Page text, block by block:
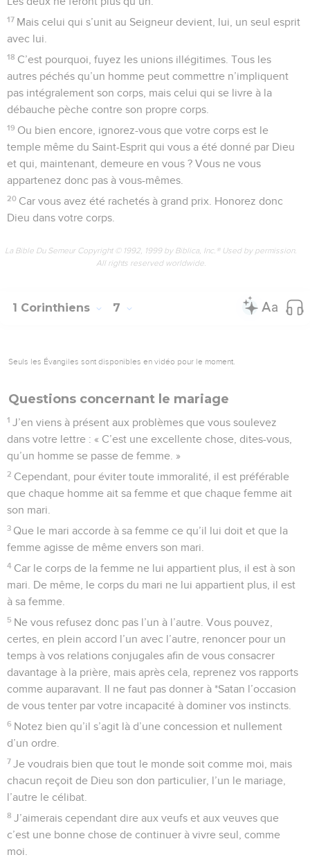
17 Mais celui qui s’unit au Seigneur devient, lui, un seul esprit
avec lui.
18 C’est pourquoi, fuyez les unions illégitimes. Tous les
autres péchés qu’un homme peut commettre n’impliquent
pas intégralement son corps, mais celui qui se livre à la
débauche pèche contre son propre corps.
19 Ou bien encore, ignorez-vous que votre corps est le
temple même du Saint-Esprit qui vous a été donné par Dieu
et qui, maintenant, demeure en vous ? Vous ne vous
appartenez donc pas à vous-mêmes.
20 Car vous avez été rachetés à grand prix. Honorez donc
Dieu dans votre corps.
La Bible Du Semeur Copyright © 1992, 1999 by Biblica, Inc.® Used by permission.
All rights reserved worldwide.
1 Corinthiens 7
Seuls les Évangiles sont disponibles en vidéo pour le moment.
Questions concernant le mariage
1 J’en viens à présent aux problèmes que vous soulevez
dans votre lettre : « C’est une excellente chose, dites-vous,
qu’un homme se passe de femme. »
2 Cependant, pour éviter toute immoralité, il est préférable
que chaque homme ait sa femme et que chaque femme ait
son mari.
3 Que le mari accorde à sa femme ce qu’il lui doit et que la
femme agisse de même envers son mari.
4 Car le corps de la femme ne lui appartient plus, il est à son
mari. De même, le corps du mari ne lui appartient plus, il est
à sa femme.
5 Ne vous refusez donc pas l’un à l’autre. Vous pouvez,
certes, en plein accord l’un avec l’autre, renoncer pour un
temps à vos relations conjugales afin de vous consacrer
davantage à la prière, mais après cela, reprenez vos rapports
comme auparavant. Il ne faut pas donner à *Satan l’occasion
de vous tenter par votre incapacité à dominer vos instincts.
6 Notez bien qu’il s’agit là d’une concession et nullement
d’un ordre.
7 Je voudrais bien que tout le monde soit comme moi, mais
chacun reçoit de Dieu son don particulier, l’un le mariage,
l’autre le célibat.
8 J’aimerais cependant dire aux veufs et aux veuves que
c’est une bonne chose de continuer à vivre seul, comme
moi.